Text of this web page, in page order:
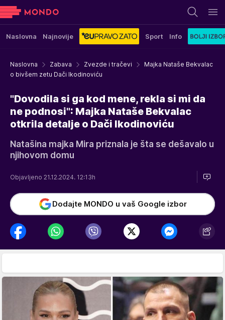
Naslovna Najnovije Sport Info
Naslovna Zabava Zvezde i tračevi
Majka Nataše Bekvalac
o bivšem zetu Dači Ikodinoviću
"Dovodila si ga kod mene, rekla si mi da
ne podnosi": Majka Nataše Bekvalac
otkrila detalje o Dači Ikodinoviću
Natašina majka Mira priznala je šta se dešavalo u
njihovom domu
Objavljeno 21.12.2024. 12:13h
Dodajte MONDO u vaš Google izbor